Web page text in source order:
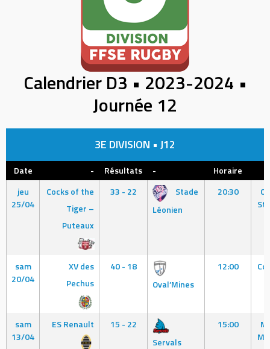
Calendrier D3 • 2023-2024 •
Journée 12
3E DIVISION • J12
Date - Résultats -
Horaire
jeu
25/04
Cocks of the
Tiger –
Puteaux
33 - 22
Stade
Léonien
20:30
sam
20/04
XV des
Pechus
40 - 18
Oval’Mines
12:00
sam
13/04
ES Renault
15 - 22
Servals
15:00